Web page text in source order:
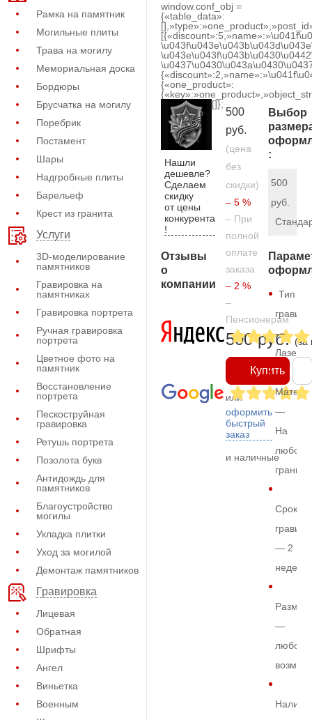
Рамка на памятник
Могильные плиты
Трава на могилу
Мемориальная доска
Бордюры
Брусчатка на могилу
Поребрик
Постамент
Шары
Надгробные плиты
Барельеф
Крест из гранита
Услуги
3D-моделирование
памятников
Гравировка на
памятниках
Гравировка портрета
Ручная гравировка
портрета
Цветное фото на
памятник
Восстановление
портрета
Пескоструйная
гравировка
Ретушь портрета
Позолота букв
Антидождь для
памятников
Благоустройство
могилы
Укладка плитки
Уход за могилой
Демонтаж памятников
Гравировка
Лицевая
Обратная
Шрифты
Ангел
Виньетка
Военным
window.conf_obj =
{«table_data»:
{«one_product»:
[]};
Нашли
дешевле?
Сделаем
скидку
от цены
конкурента
!
Отзывы
о
компании
500
руб.
(цена
без
скидки)
– 5 %
– При
полной
оплате
заказа
– 2 %
–
Пенсионерам
500 руб. (за
Купить
или
оформить
быстрый
заказ
и наличные
Выбор
:
500
руб.
Тип
—
—
На
любом
граните
Срок
— 2
недели
Размер
—
любой